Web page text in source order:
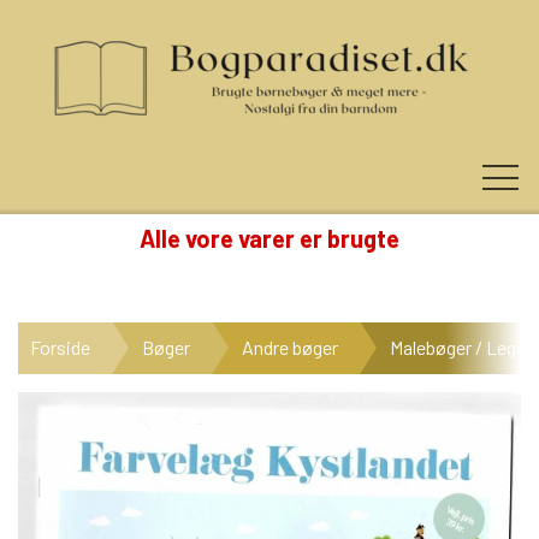
KATEGORIER
Alle vore varer er brugte
Forside Bøger Andre bøger Malebøger /